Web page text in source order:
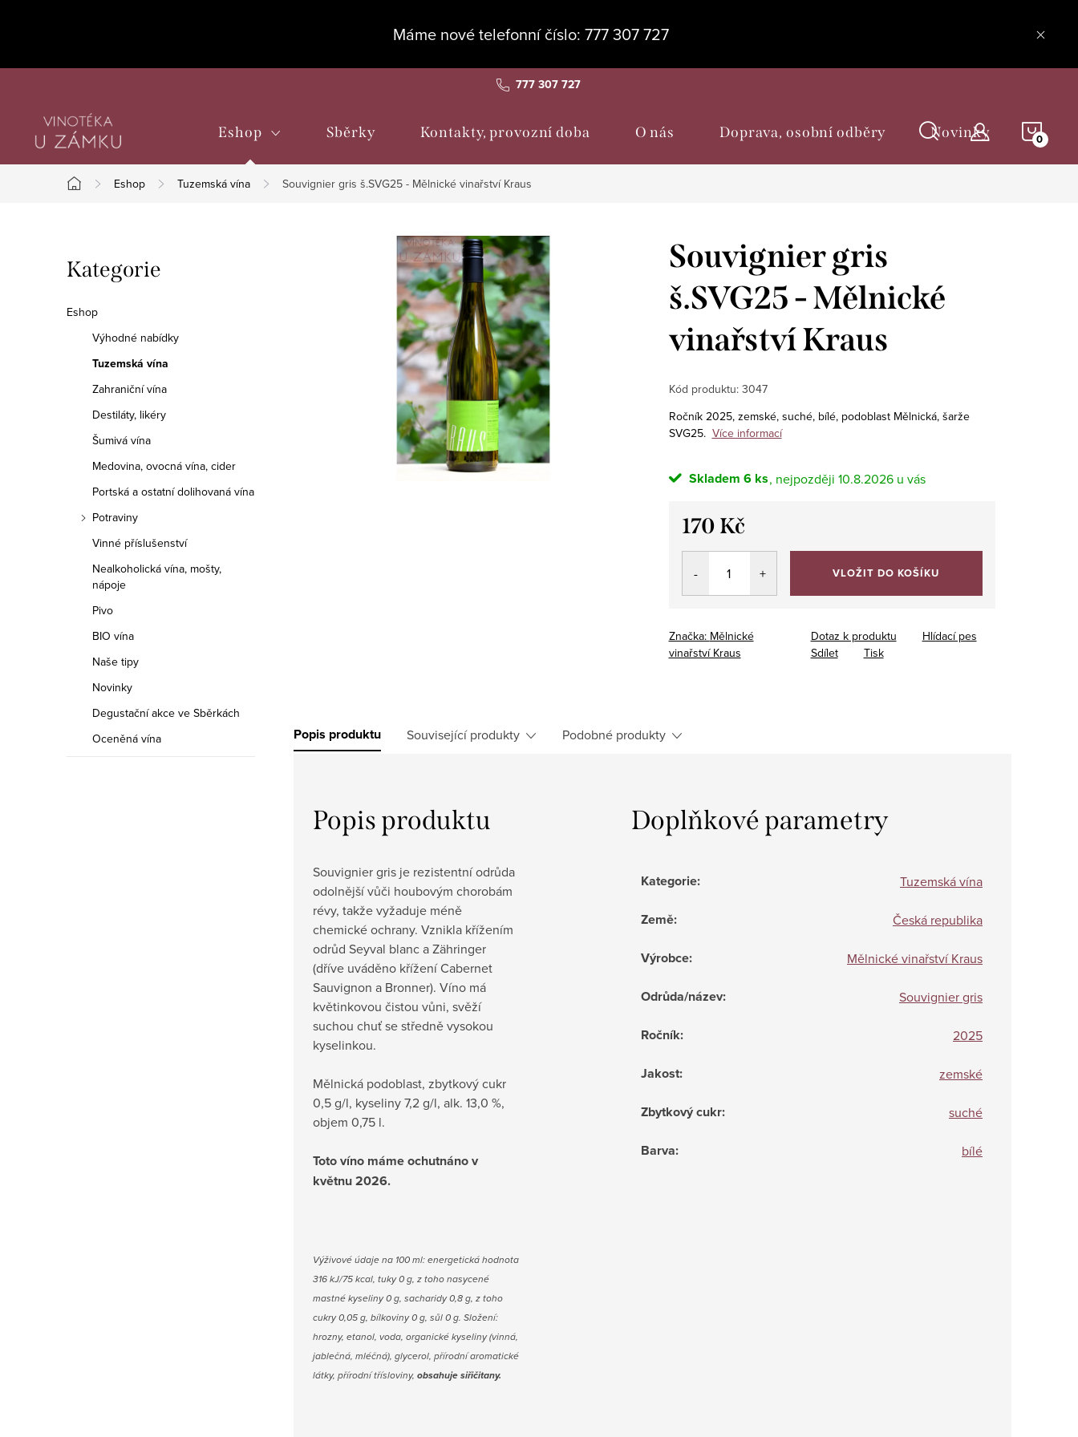
Máme nové telefonní číslo: 777 307 727
777 307 727
Eshop Sběrky Kontakty, provozní doba O nás Doprava, osobní odběry Novinky
Domů
Eshop Tuzemská vína Souvignier gris š.SVG25 - Mělnické vinařství Kraus
o
s
Přeskočit
kategorie
Kategorie
Eshop
Výhodné nabídky
Tuzemská vína
Zahraniční vína
Destiláty, likéry
Šumivá vína
Medovina, ovocná vína, cider
Portská a ostatní dolihovaná vína
Potraviny
Vinné příslušenství
Nealkoholická vína, mošty,
nápoje
Pivo
BIO vína
Naše tipy
Novinky
Degustační akce ve Sběrkách
Oceněná vína
Souvignier gris
š.SVG25 - Mělnické
vinařství Kraus
Kód produktu: 3047
Ročník 2025, zemské, suché, bílé, podoblast Mělnická, šarže
SVG25. Více informací
Skladem 6 ks 10.8.2026
170 Kč
Měrná
VLOŽIT DO KOŠÍKU
Značka: Mělnické
vinařství Kraus
Tisk
Dotaz k produktu
Hlídací pes
Sdílet
Popis produktu Související produkty Podobné produkty
Popis produktu
Souvignier gris je rezistentní odrůda
odolnější vůči houbovým chorobám
révy, takže vyžaduje méně
chemické ochrany. Vznikla křížením
odrůd Seyval blanc a Zähringer
(dříve uváděno křížení Cabernet
Sauvignon a Bronner). Víno má
květinkovou čistou vůni, svěží
suchou chuť se středně vysokou
kyselinkou.
Mělnická podoblast, zbytkový cukr
0,5 g/l, kyseliny 7,2 g/l, alk. 13,0 %,
objem 0,75 l.
Toto víno máme ochutnáno v
květnu 2026.
Výživové údaje na 100 ml: energetická hodnota
316 kJ/75 kcal, tuky 0 g, z toho nasycené
mastné kyseliny 0 g, sacharidy 0,8 g, z toho
cukry 0,05 g, bílkoviny 0 g, sůl 0 g. Složení:
hrozny, etanol, voda, organické kyseliny (vinná,
jablečná, mléčná), glycerol, přírodní aromatické
látky, přírodní třísloviny, obsahuje siřičitany.
Doplňkové parametry
Kategorie: Tuzemská vína
Země: Česká republika
Výrobce: Mělnické vinařství Kraus
Odrůda/název: Souvignier gris
Ročník: 2025
Jakost: zemské
Zbytkový cukr: suché
Barva: bílé